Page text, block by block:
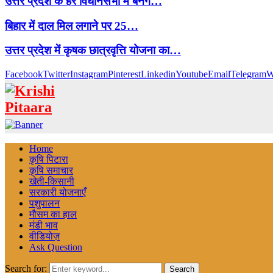
बिहार में दाल मिल लगाने पर 25…
उत्तर प्रदेश में कृषक छात्रवृत्ति योजना का…
FacebookTwitterInstagramPinterestLinkedinYoutubeEmailTelegram
Home
कृषि पिटारा
कृषि समाचार
खेती-किसानी
सरकारी योजनाएँ
पशुपालन
मौसम का हाल
मंडी भाव
वीडियोज़
Ask Question
Search for: Search